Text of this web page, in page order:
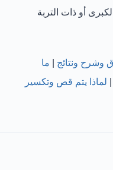
أو ذات التربة
وشرح ونتائج
ما
لماذا يتم قص وتكسير